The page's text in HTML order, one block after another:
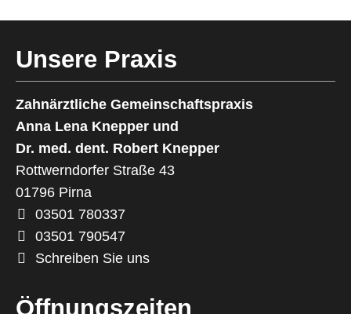
Unsere Praxis
Zahnärztliche Gemeinschaftspraxis
Anna Lena Knepper und
Dr. med. dent. Robert Knepper
Rottwerndorfer Straße 43
01796 Pirna
03501 780337
03501 790547
Schreiben Sie uns
Öffnungszeiten